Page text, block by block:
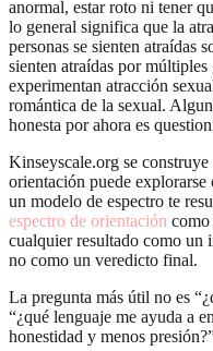
anormal, estar roto ni tener
lo general significa que la
personas se sienten atraídas
sienten atraídas por
experimentan atracción
romántica de la sexual.
honesta por ahora es
Kinseyscale.org se
orientación puede
un modelo de espectro te
espectro de orientación
cualquier resultado como un
no como un veredicto final.
La pregunta más útil no es
“¿qué lenguaje me ayuda a
honestidad y menos